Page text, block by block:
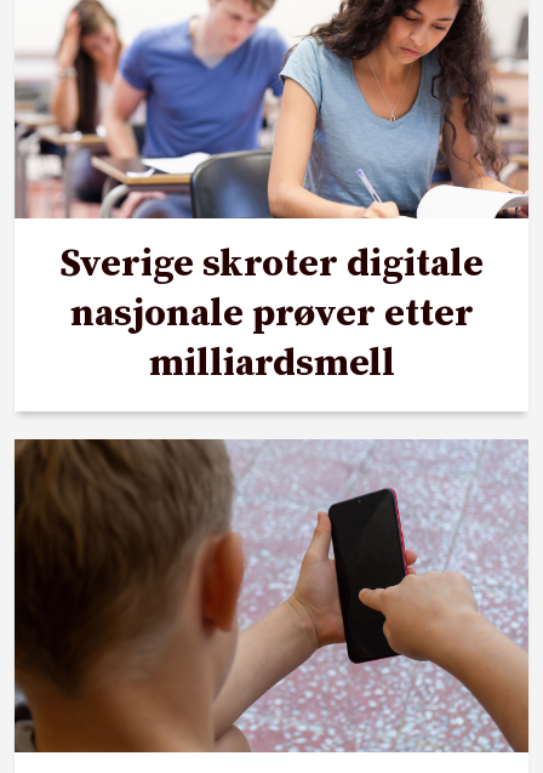
Sverige skroter digitale
nasjonale prøver etter
milliardsmell